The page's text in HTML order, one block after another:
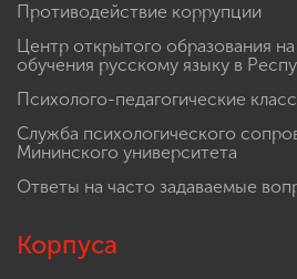
Противодействие коррупции
Центр открытого образования
обучения русскому языку в
Психолого-педагогические
Служба психологического
Мининского университета
Ответы на часто задаваемые
Корпуса